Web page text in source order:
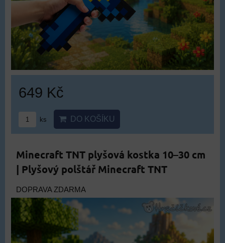
649 Kč
ks DO KOŠÍKU
Minecraft TNT plyšová kostka 10–30 cm
| Plyšový polštář Minecraft TNT
DOPRAVA ZDARMA